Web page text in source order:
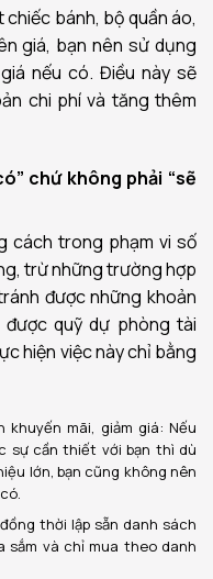
chiếc bánh, bộ quần áo,
giá, bạn nên sử dụng
nếu có. Điều này sẽ
chi phí và tăng thêm
chứ không phải “sẽ
cách trong phạm vi số
trừ những trường hợp
được những khoản
quỹ dự phòng tài
hiện việc này chỉ bằng
mãi, giảm giá: Nếu
sự cần thiết với bạn thì dù
lớn, bạn cũng không nên
thời lập sẵn danh sách
sắm và chỉ mua theo danh